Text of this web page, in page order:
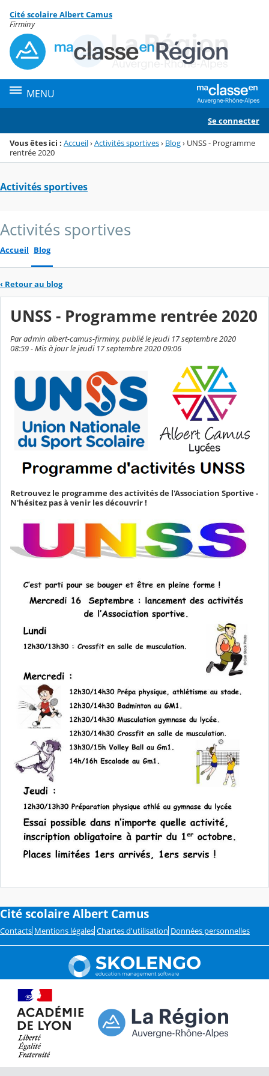
Menu de la rubrique
Contenu
Cité scolaire Albert Camus
Firminy
MENU
Se connecter
Vous êtes ici : Accueil›Activités sportives› Blog› UNSS - Programme
rentrée 2020
Activités sportives
Activités sportives
Accueil Blog
‹ Retour au blog
UNSS - Programme rentrée 2020
Par admin albert-camus-firminy, publié le jeudi 17 septembre 2020
08:59 - Mis à jour le jeudi 17 septembre 2020 09:06
Retrouvez le programme des activités de l'Association Sportive -
N'hésitez pas à venir les découvrir !
Cité scolaire Albert Camus
Contacts Mentions légales Chartes d'utilisation Données personnelles